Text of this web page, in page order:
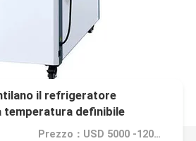
il refrigeratore
definibile
Prezzo：USD 5000 -12000 dollar